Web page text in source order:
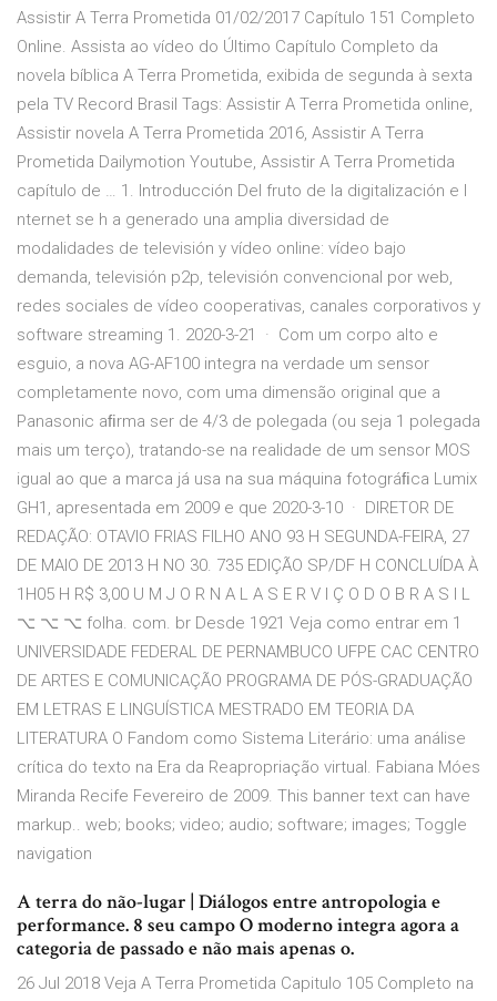
Assistir A Terra Prometida 01/02/2017 Capítulo 151 Completo
Online. Assista ao vídeo do Último Capítulo Completo da
novela bíblica A Terra Prometida, exibida de segunda à sexta
pela TV Record Brasil Tags: Assistir A Terra Prometida online,
Assistir novela A Terra Prometida 2016, Assistir A Terra
Prometida Dailymotion Youtube, Assistir A Terra Prometida
capítulo de … 1. Introducción Del fruto de la digitalización e I
nternet se h a generado una amplia diversidad de
modalidades de televisión y vídeo online: vídeo bajo
demanda, televisión p2p, televisión convencional por web,
redes sociales de vídeo cooperativas, canales corporativos y
software streaming 1. 2020-3-21 · Com um corpo alto e
esguio, a nova AG-AF100 integra na verdade um sensor
completamente novo, com uma dimensão original que a
Panasonic aﬁrma ser de 4/3 de polegada (ou seja 1 polegada
mais um terço), tratando-se na realidade de um sensor MOS
igual ao que a marca já usa na sua máquina fotográﬁca Lumix
GH1, apresentada em 2009 e que 2020-3-10 · DIRETOR DE
REDAÇÃO: OTAVIO FRIAS FILHO ANO 93 H SEGUNDA-FEIRA, 27
DE MAIO DE 2013 H NO 30. 735 EDIÇÃO SP/DF H CONCLUÍDA À
1H05 H R$ 3,00 U M J O R N A L A S E R V I Ç O D O B R A S I L
⌥ ⌥ ⌥ folha. com. br Desde 1921 Veja como entrar em 1
UNIVERSIDADE FEDERAL DE PERNAMBUCO UFPE CAC CENTRO
DE ARTES E COMUNICAÇÃO PROGRAMA DE PÓS-GRADUAÇÃO
EM LETRAS E LINGUÍSTICA MESTRADO EM TEORIA DA
LITERATURA O Fandom como Sistema Literário: uma análise
crítica do texto na Era da Reapropriação virtual. Fabiana Móes
Miranda Recife Fevereiro de 2009. This banner text can have
markup.. web; books; video; audio; software; images; Toggle
navigation
A terra do não-lugar | Diálogos entre antropologia e
performance. 8 seu campo O moderno integra agora a
categoria de passado e não mais apenas o.
26 Jul 2018 Veja A Terra Prometida Capitulo 105 Completo na